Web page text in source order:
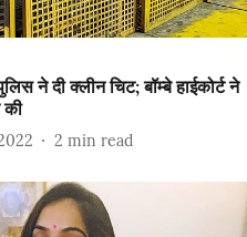
ने दी क्लीन चिट; बॉम्बे हाईकोर्ट ने
की
2 min read